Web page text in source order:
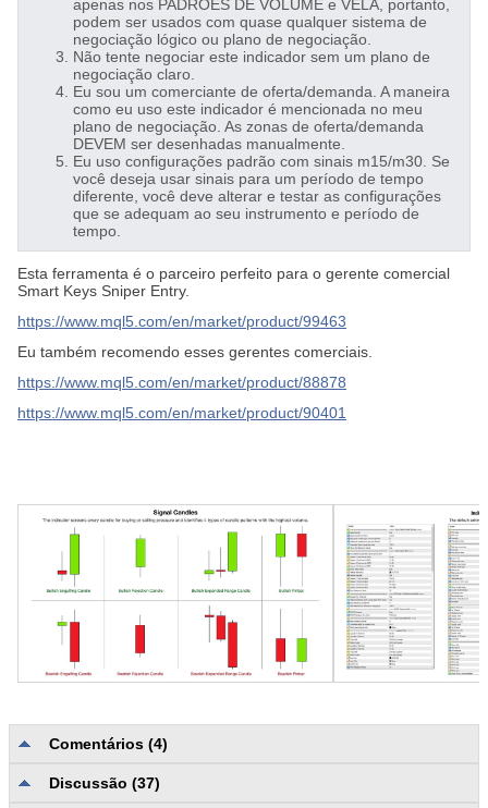
apenas nos PADRÕES DE VOLUME e VELA, portanto,
podem ser usados ​​com quase qualquer sistema de
negociação lógico ou plano de negociação.
Não tente negociar este indicador sem um plano de
negociação claro.
Eu sou um comerciante de oferta/demanda. A maneira
como eu uso este indicador é mencionada no meu
plano de negociação. As zonas de oferta/demanda
DEVEM ser desenhadas manualmente.
Eu uso configurações padrão com sinais m15/m30. Se
você deseja usar sinais para um período de tempo
diferente, você deve alterar e testar as configurações
que se adequam ao seu instrumento e período de
tempo.
Esta ferramenta é o parceiro perfeito para o gerente comercial
Smart Keys Sniper Entry.
https://www.mql5.com/en/market/product/99463
Eu também recomendo esses gerentes comerciais.
https://www.mql5.com/en/market/product/88878
https://www.mql5.com/en/market/product/90401
Comentários (4)
Avaliações sem categorias
Discussão (37)